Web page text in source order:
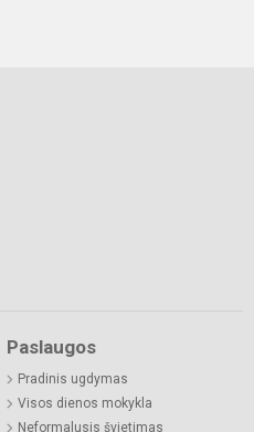
Paslaugos
Pradinis ugdymas
Visos dienos mokykla
Neformalusis švietimas